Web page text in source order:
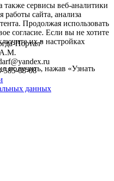
Портал"
А.М.
585-08-08
данных
также сервисы веб-аналитики
сайта, анализа
Продолжая использовать
согласие. Если вы не хотите
их в настройках
нажав «Узнать